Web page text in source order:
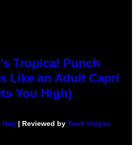
Tropical Punch
Like an Adult Capri
You High)
Haq | Reviewed by Ysolt Usigan